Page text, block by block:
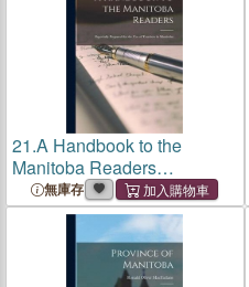
21.A Handbook to the
Manitoba Readers
[microform]: Especially
Prepared for the Use of
Teachers in Manitoba
無庫存